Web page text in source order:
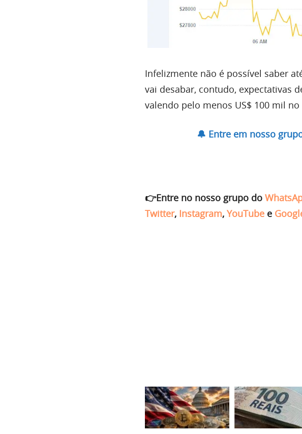
Infelizmente não é possível saber
vai desabar, contudo, expectativas
valendo pelo menos US$ 100 mil
🔔 Entre em nosso
👉Entre no nosso grupo do
Twitter, Instagram, YouTube e